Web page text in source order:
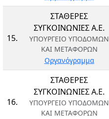
15.
ΣΤΑΘΕΡΕΣ
ΣΥΓΚΟΙΝΩΝΙΕΣ Α.Ε.
ΥΠΟΥΡΓΕΙΟ ΥΠΟΔΟΜΩΝ
ΚΑΙ ΜΕΤΑΦΟΡΩΝ
Οργανόγραμμα
16.
ΣΤΑΘΕΡΕΣ
ΣΥΓΚΟΙΝΩΝΙΕΣ Α.Ε.
ΥΠΟΥΡΓΕΙΟ ΥΠΟΔΟΜΩΝ
ΚΑΙ ΜΕΤΑΦΟΡΩΝ